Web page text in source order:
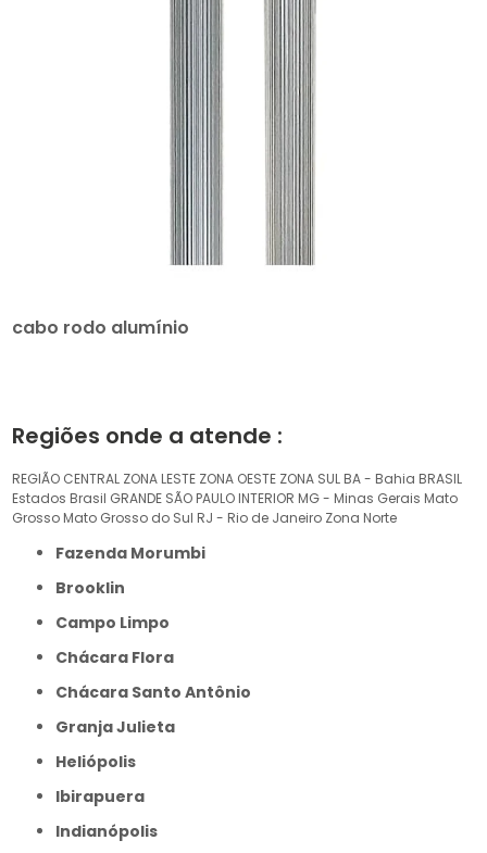
cabo rodo alumínio
Regiões onde a atende :
REGIÃO CENTRAL ZONA LESTE ZONA OESTE ZONA SUL BA - Bahia BRASIL
Estados Brasil GRANDE SÃO PAULO INTERIOR MG - Minas Gerais Mato
Grosso Mato Grosso do Sul RJ - Rio de Janeiro Zona Norte
Fazenda Morumbi
Brooklin
Campo Limpo
Chácara Flora
Chácara Santo Antônio
Granja Julieta
Heliópolis
Ibirapuera
Indianópolis